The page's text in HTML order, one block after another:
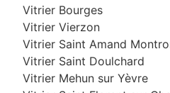
Vitrier Bourges
Vitrier Vierzon
Vitrier Saint Amand
Vitrier Saint Doulchard
Vitrier Mehun sur Yèvre